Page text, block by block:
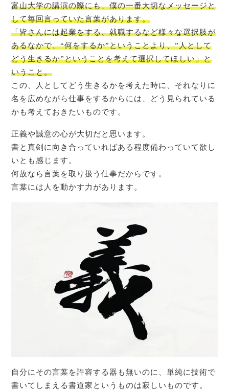
富山大学の講演の際にも、僕の一番大切なメッセージと
して毎回言っていた言葉があります。
「皆さんには起業をする、就職するなど様々な選択肢が
あるなかで、“何をするか”ということより、”人として
どう生きるか”ということを考えて選択してほしい」と
いうこと。
この、人としてどう生きるかを考えた時に、それなりに
名を広めながら仕事をするからには、どう見られている
かも考えておきたいものです。
正義や誠意の心が大切だと思います。
書と真剣に向き合っていればある程度備わっていて欲し
いとも感じます。
何故なら言葉を取り扱う仕事だからです。
言葉には人を動かす力があります。
自分にその言葉を許容する器も無いのに、単純に技術で
書いてしまえる書道家というものは寂しいものです。